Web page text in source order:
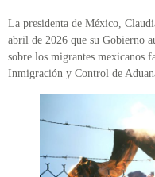
La presidenta de México,
abril de 2026 que su Gobierno
sobre los migrantes mexicanos
Inmigración y Control de